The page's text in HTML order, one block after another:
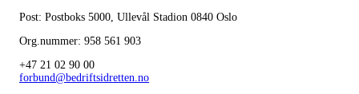
Post: Postboks 5000, Ullevål Stadion 0840 Oslo
Org.nummer: 958 561 903
+47 21 02 90 00
forbund@bedriftsidretten.no